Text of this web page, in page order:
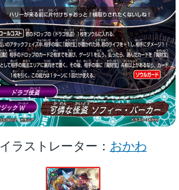
イラストレーター おかわ